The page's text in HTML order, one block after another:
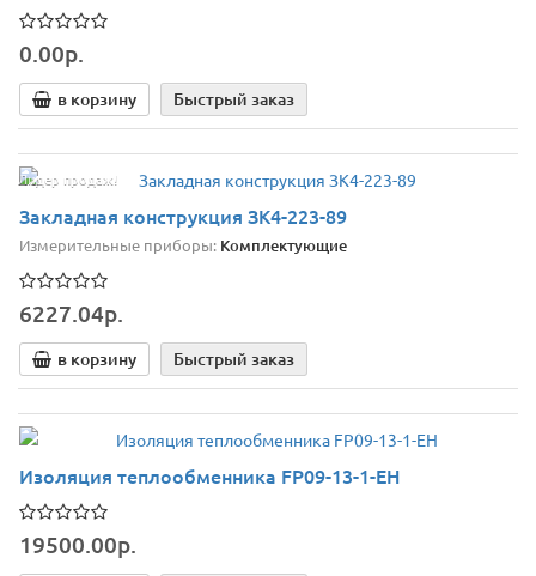
0.00р.
в корзину Быстрый заказ
Лидер продаж!
Закладная конструкция ЗК4-223-89
Измерительные приборы: Комплектующие
6227.04р.
в корзину Быстрый заказ
Изоляция теплообменника FP09-13-1-EH
19500.00р.